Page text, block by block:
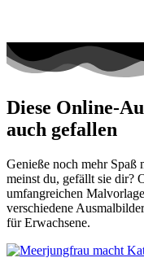
Diese Online-
auch gefallen
Genieße noch mehr Spaß
meinst du, gefällt sie dir?
umfangreichen
verschiedene
für Erwachsene.